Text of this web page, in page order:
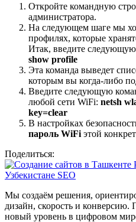
Откройте командную
администратора.
На следующем шаге мы
профилях, которые
Итак, введите
show profile
Эта команда выведет
которым вы когда-либо
Введите следующую
любой сети WiFi: netsh
key=clear
В настройках
пароль WiFi этой
Поделиться:
Мы создаём решения,
дизайн, скорость и конверсию.
новый уровень в цифровом